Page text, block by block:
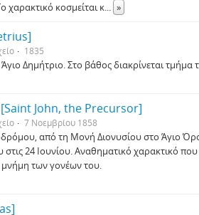
κοσμείται κ... »
1835
Δημήτριο. Στο βάθος διακρίνεται τμήμα
John, the Precursor]
7 Νοεμβρίου 1858
από τη Μονή Διονυσίου στο Άγιο
24 Ιουνίου. Αναθηματικό χαρακτικό
των γονέων του.